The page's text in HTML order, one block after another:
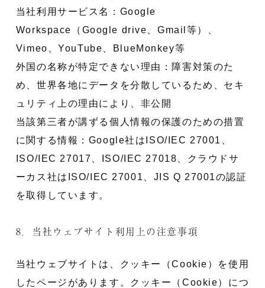
当社利用サービス名：Google
Workspace（Google drive、Gmail等）、
Vimeo、YouTube、BlueMonkey等
外国の名称が特定できない理由：障害対策のた
め、世界各地にデータを分散しているため、セキ
ュリティ上の理由により、非公開
当該第三者が講ずる個人情報の保護のための措置
に関する情報：Google社はISO/IEC 27001、
ISO/IEC 27017、ISO/IEC 27018、クラウドサ
ーカス社はISO/IEC 27001、JIS Q 27001の認証
を取得しています。
8．当社ウェブサイト利用上の注意事項
当社ウェブサイトは、クッキー（Cookie）を使用
したページがあります。クッキー（Cookie）につ